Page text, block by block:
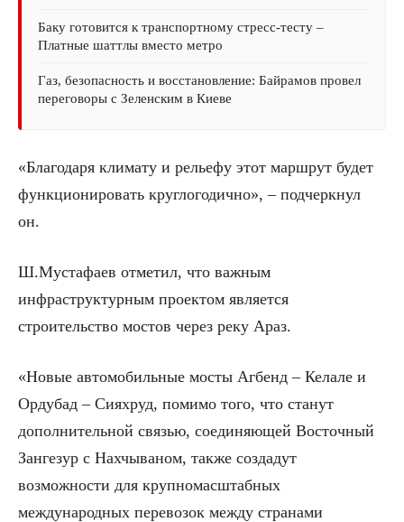
Баку готовится к транспортному стресс-тесту –
Платные шаттлы вместо метро
Газ, безопасность и восстановление: Байрамов провел
переговоры с Зеленским в Киеве
«Благодаря климату и рельефу этот маршрут будет
функционировать круглогодично», – подчеркнул
он.
Ш.Мустафаев отметил, что важным
инфраструктурным проектом является
строительство мостов через реку Араз.
«Новые автомобильные мосты Агбенд – Келале и
Ордубад – Сияхруд, помимо того, что станут
дополнительной связью, соединяющей Восточный
Зангезур с Нахчываном, также создадут
возможности для крупномасштабных
международных перевозок между странами